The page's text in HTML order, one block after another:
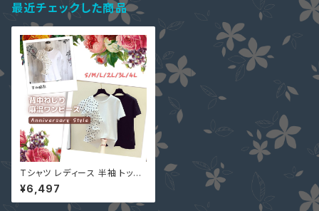
最近チェックした商品
Tシャツ レディース 半袖 トップ
ス フリル 水玉 白 M 即納 黒 丸
首 ドット柄 2434466 夏 カジ
ュアル アシンメトリー
¥6,497